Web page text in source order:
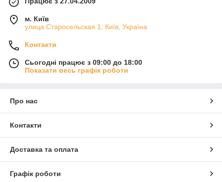
м. Київ
улица Старосельская 1, Київ, Україна
Контакти
Сьогодні працює з 09:00 до 18:00
Показати весь графік роботи
Про нас
Контакти
Доставка та оплата
Графік роботи